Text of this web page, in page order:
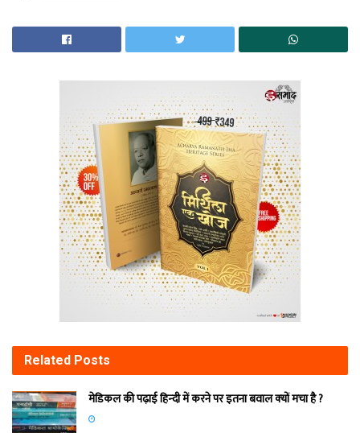
Related Posts
मेडिकल की पढ़ाई हिन्‍दी में करने पर इतना बवाल क्‍यों मचा है ?